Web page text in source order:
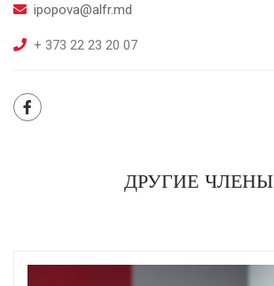
ipopova@alfr.md
+ 373 22 23 20 07
ДРУГИЕ ЧЛЕНЫ